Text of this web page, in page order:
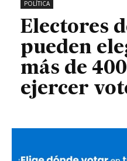
POLÍTICA
Electores
pueden
más de
ejercer